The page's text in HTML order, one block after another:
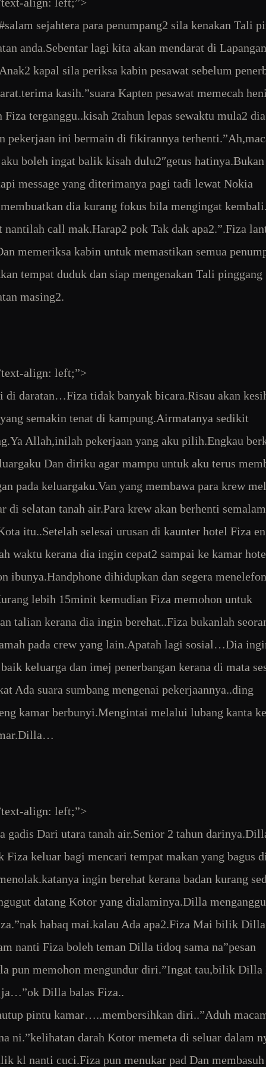
sejahtera para penumpang2 sila kenakan Tali
anda.Sebentar lagi kita akan mendarat di
kapal sila periksa kabin pesawat sebelum
kasih.”suara Kapten pesawat memecah
Fiza terganggu..kisah 2tahun lepas sewaktu mula2 dia
pekerjaan ini bermain di fikirannya
boleh ingat balik kisah dulu2″getus hatinya.Bukan
message yang diterimanya pagi tadi lewat Nokia
dia kurang fokus bila mengingat
nantilah call mak.Harap2 pok Tak dak apa2.”.Fiza
memeriksa kabin untuk memastikan semua
tempat duduk dan siap mengenakan Tali pinggang
masing2.
align: left;”>
di daratan…Fiza tidak banyak bicara.Risau akan
semakin tenat di kampung.Airmatanya sedikit
Allah,inilah pekerjaan yang aku pilih.Engkau
Dan diriku agar mampu untuk aku terus
pada keluargaku.Van yang membawa para krew
di selatan tanah air.Para krew akan berhenti
itu..Setelah selesai urusan di kaunter hotel Fiza
waktu kerana dia ingin cepat2 sampai ke kamar
ibunya.Handphone dihidupkan dan segera menelefon
lebih 15minit kemudian Fiza memohon untuk
talian kerana dia ingin berehat..Fiza bukanlah
pada crew yang lain.Apatah lagi sosial…Dia
keluarga dan imej penerbangan kerana di mata
Ada suara sumbang mengenai pekerjaannya..ding
kamar berbunyi.Mengintai melalui lubang kanta
align: left;”>
gadis Dari utara tanah air.Senior 2 tahun
Fiza keluar bagi mencari tempat makan yang bagus
ingin berehat kerana badan kurang
datang Kotor yang dialaminya.Dilla
habaq mai.kalau Ada apa2.Fiza Mai bilik Dilla
nanti Fiza boleh teman Dilla tidoq sama na”pesan
pun memohon mengundur diri.”Ingat tau,bilik Dilla
ja…”ok Dilla balas Fiza..
pintu kamar…..membersihkan diri..”Aduh
ni.”kelihatan darah Kotor memeta di seluar dalam
kl nanti cuci.Fiza pun menukar pad Dan membasuh